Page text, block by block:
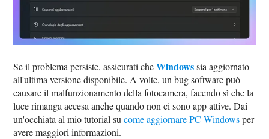
Se il problema persiste, assicurati cheWindowssia aggiornato
all'ultima versione disponibile. A volte, un bug software può
causare il malfunzionamento della fotocamera, facendo sì che la
luce rimanga accesa anche quando non ci sono app attive. Dai
un'occhiata al mio tutorial sucome aggiornare PC Windowsper
avere maggiori informazioni.